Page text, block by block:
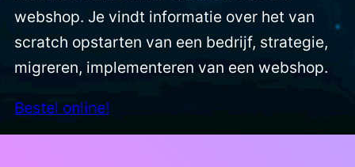
webshop. Je vindt informatie over het van
scratch opstarten van een bedrijf, strategie,
migreren, implementeren van een webshop.
Bestel online!